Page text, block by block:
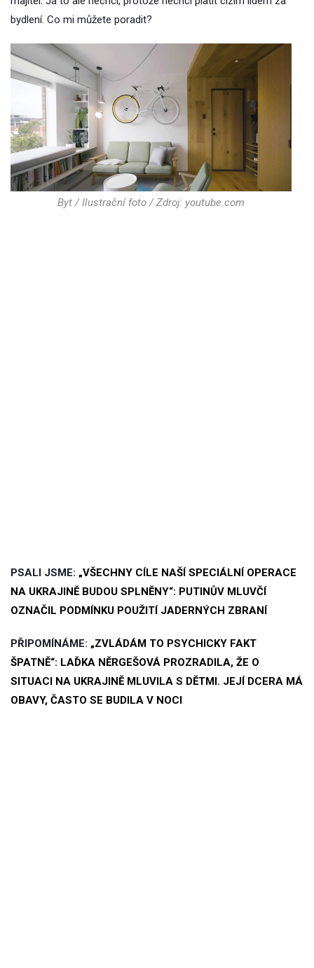
bydlení. Co mi můžete poradit?
Byt / Ilustrační foto / Zdroj: youtube.com
PSALI JSME: „VŠECHNY CÍLE NAŠÍ SPECIÁLNÍ OPERACE
NA UKRAJINĚ BUDOU SPLNĚNY“: PUTINŮV MLUVČÍ
OZNAČIL PODMÍNKU POUŽITÍ JADERNÝCH ZBRANÍ
PŘIPOMÍNÁME: „ZVLÁDÁM TO PSYCHICKY FAKT
ŠPATNĚ“: LAĎKA NĚRGEŠOVÁ PROZRADILA, ŽE O
SITUACI NA UKRAJINĚ MLUVILA S DĚTMI. JEJÍ DCERA MÁ
OBAVY, ČASTO SE BUDILA V NOCI